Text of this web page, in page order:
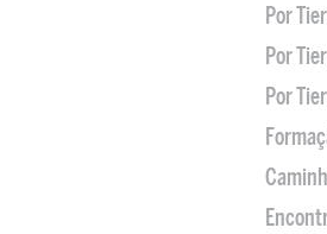
Por
Por
Por